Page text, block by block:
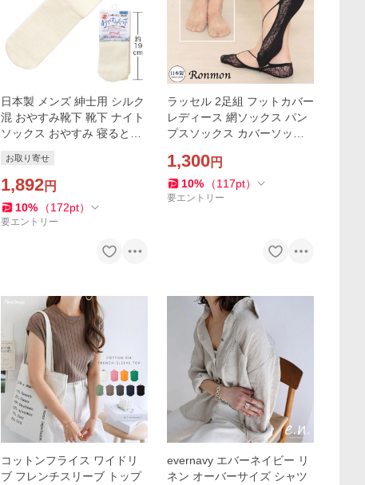
日本製 メンズ 紳士用 シルク
混 おやすみ靴下 靴下 ナイト
ソックス おやすみ 寝るとき
けない 乾燥 肌に良い 快適 ム
レ防止 通気性
お取り寄せ
1,892円
10% （172pt）
要エントリー
ラッセル 2足組 フットカバー
レディース 網ソックス パン
プスソックス カバーソック
ラック ベージュ 靴下 まとめ
買い 2足セット
1,300円
10% （117pt）
要エントリー
コットンフライス ワイドリ
ブ フレンチスリーブ トップ
evernavy エバーネイビー リ
ネン オーバーサイズ シャツ